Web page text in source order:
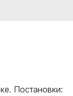
Постановки: